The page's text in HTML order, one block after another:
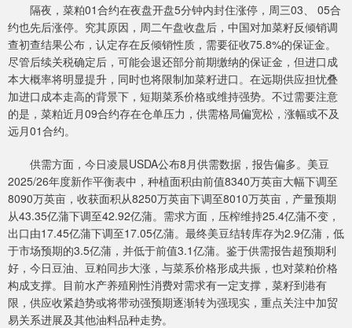
隔夜，菜粕01合约在夜盘开盘5分钟内封住涨停，周三03、 05合
约也先后涨停。究其原因，周二午盘收盘后，中国对加菜籽反倾销调
查初查结果公布，认定存在反倾销性质，需要征收75.8%的保证金。
尽管后续关税确定后，可能会退还部分前期缴纳的保证金，但进口成
本大概率将明显提升，同时也将限制加菜籽进口。在远期供应担忧叠
加进口成本走高的背景下，短期菜系价格或维持强势。不过需要注意
的是，菜粕近月09合约存在仓单压力，供需格局偏宽松，涨幅或不及
远月01合约。
供需方面，今日凌晨USDA公布8月供需数据，报告偏多。美豆
2025/26年度新作平衡表中，种植面积由前值8340万英亩大幅下调至
8090万英亩，收获面积从8250万英亩下调至8010万英亩，产量预期
从43.35亿蒲下调至42.92亿蒲。需求方面，压榨维持25.4亿蒲不变，
出口由17.45亿蒲下调至17.05亿蒲。最终美豆结转库存为2.9亿蒲，低
于市场预期的3.5亿蒲，并低于前值3.1亿蒲。鉴于供需报告超预期利
好，今日豆油、豆粕同步大涨，与菜系价格形成共振，也对菜粕价格
构成支撑。目前水产养殖刚性消费对需求有一定支撑，菜籽到港有
限，供应收紧趋势或将带动强预期逐渐转为强现实，重点关注中加贸
易关系进展及其他油料品种走势。